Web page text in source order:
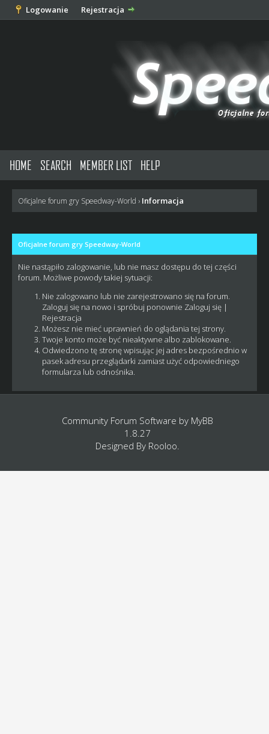
Logowanie Rejestracja
HOME SEARCH MEMBER LIST HELP
Oficjalne forum gry Speedway-World › Informacja
Oficjalne forum gry Speedway-World
Nie nastąpiło zalogowanie, lub nie masz dostępu do tej części
forum. Możliwe powody takiej sytuacji:
Nie zalogowano lub nie zarejestrowano się na forum.
Zaloguj się na nowo i spróbuj ponownie Zaloguj się|
Rejestracja
Możesz nie mieć uprawnień do oglądania tej strony.
Twoje konto może być nieaktywne albo zablokowane.
Odwiedzono tę stronę wpisując jej adres bezpośrednio w
pasek adresu przeglądarki zamiast użyć odpowiedniego
formularza lub odnośnika.
Community Forum Software by MyBB
1.8.27
Designed By Rooloo.